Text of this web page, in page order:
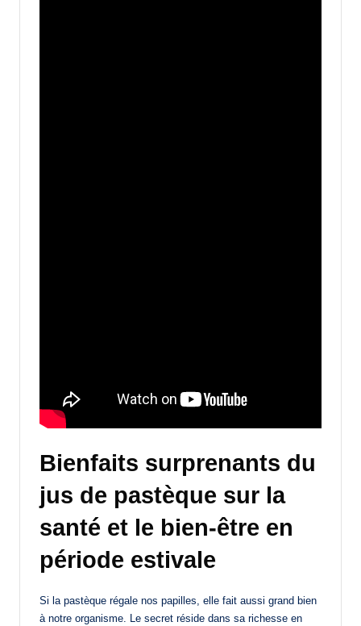
Bienfaits surprenants du
jus de pastèque sur la
santé et le bien-être en
période estivale
Si la pastèque régale nos papilles, elle fait aussi grand bien
à notre organisme. Le secret réside dans sa richesse en